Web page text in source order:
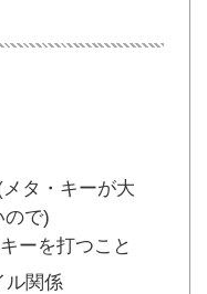
タ・キーが大
ので)
ーを打つこと
関係